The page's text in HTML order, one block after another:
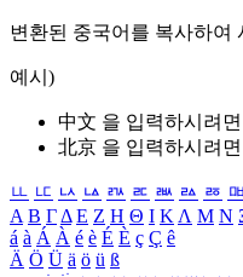
변환된 중국어를 복사하여
예시)
中文 을 입력하시려면
北京 을 입력하시려면
ㅥ ㅦ ㅧ ㅨ ㅩ ㅪ ㅫ ㅬ ㅭ ㅮ
Α Β ΓΔ Ε Ζ Η Θ Ι ΚΛ Μ Ν
á à Á À é è É È ç Ç ê
Ä Ö Ü ä ö ü ß